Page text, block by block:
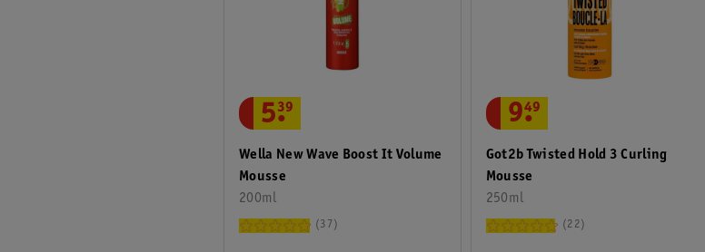
Wella New Wave Boost It Volume
Mousse
200ml
5.
39
37
Got2b Twisted Hold 3 Curling
Mousse
250ml
9.
49
22